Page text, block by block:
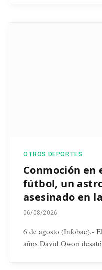
OTROS DEPORTES
Conmoción en
fútbol, un
asesinado en
06/08/2026
6 de agosto (Infobae).-
años David Owori